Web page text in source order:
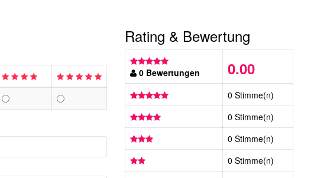
Rating & Bewertung
0 Bewertungen 0.00
0 Stimme(n)
0 Stimme(n)
0 Stimme(n)
0 Stimme(n)